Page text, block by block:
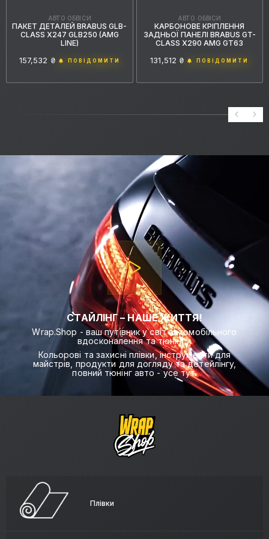
АВТО ОБВІСИ
ПАКЕТ ДЕТАЛЕЙ BRABUS GLB-
CLASS X247 GLB250 (AMG
LINE)
157,532 ₴ ПОВІДОМИТИ
АВТО ОБВІСИ
КАРБОНОВЕ КРІПЛЕННЯ
ЗАДНЬОЇ ПАНЕЛІ BRABUS GT-
CLASS X290 AMG GT63
131,512 ₴ ПОВІДОМИТИ
СТАЙЛІНГ – НАШЕ ЖИТТЯ!
Wrap.Shop - ваш путівник у світ автомобільного
вдосконалення та тюнінгу.
Кольорові та захисні плівки, інструменти для
майстрів, продукти для догляду та детейлінгу,
повний тюнінг авто - усе тут.
Плівки